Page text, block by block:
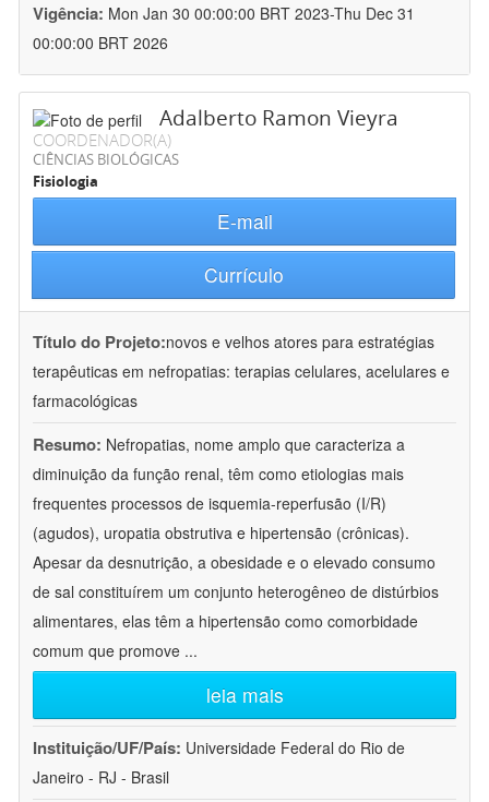
Vigência: Mon Jan 30 00:00:00 BRT 2023-Thu Dec 31
00:00:00 BRT 2026
Adalberto Ramon Vieyra
COORDENADOR(A)
CIÊNCIAS BIOLÓGICAS
Fisiologia
E-mail
Currículo
Título do Projeto:novos e velhos atores para estratégias
terapêuticas em nefropatias: terapias celulares, acelulares e
farmacológicas
Resumo: Nefropatias, nome amplo que caracteriza a
diminuição da função renal, têm como etiologias mais
frequentes processos de isquemia-reperfusão (I/R)
(agudos), uropatia obstrutiva e hipertensão (crônicas).
Apesar da desnutrição, a obesidade e o elevado consumo
de sal constituírem um conjunto heterogêneo de distúrbios
alimentares, elas têm a hipertensão como comorbidade
comum que promove ...
leia mais
Instituição/UF/País: Universidade Federal do Rio de
Janeiro - RJ - Brasil